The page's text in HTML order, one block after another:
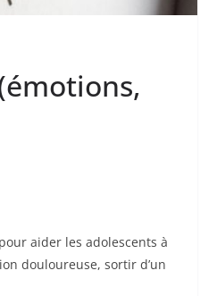
aider les adolescents à
douloureuse, sortir d’un